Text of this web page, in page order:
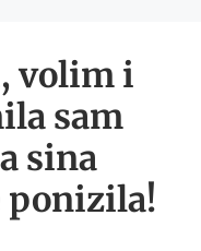
volim i
sam
sina
ponizila!